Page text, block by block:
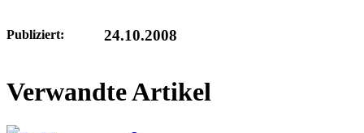
Publiziert: 24.10.2008
Verwandte Artikel